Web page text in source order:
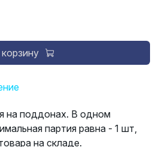
на поддонах. В одном
партия равна - 1 шт,
на складе.